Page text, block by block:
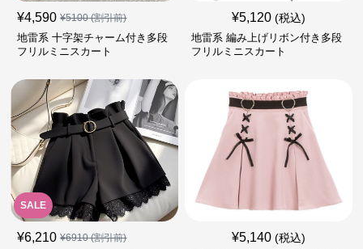
¥4,590 ¥5100(割引前)
地雷系 十字架チャーム付き多段
フリルミニスカート
¥5,120 (税込)
地雷系 編み上げリボン付き多段
フリルミニスカート
SALE
¥6,210 ¥6910(割引前) ¥5,140 (税込)